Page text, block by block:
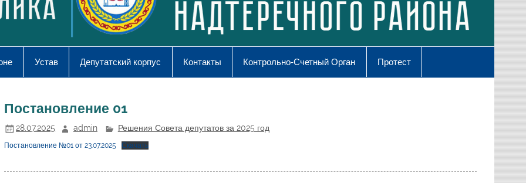
Устав Депутатский корпус Контакты Контрольно-Счетный Орган Протест
Постановление 01
28.07.2025 admin Решения Совета депутатов за 2025 год
Постановление №01 от 23.07.2025 Скачать